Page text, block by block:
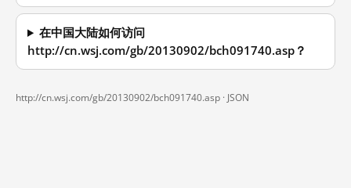
在中国大陆如何访问
http://cn.wsj.com/gb/20130902/bch091740.asp？
http://cn.wsj.com/gb/20130902/bch091740.asp · JSON